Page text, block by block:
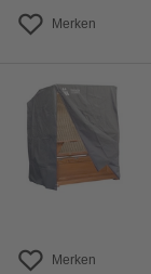
Merken
Merken